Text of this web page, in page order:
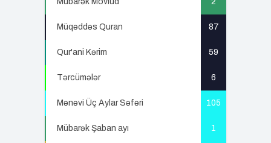
Müqəddəs Quran 87
Qur'ani Kərim 59
Tərcümələr 6
Mənəvi Üç Aylar Səfəri 105
Mübarək Şaban ayı 1